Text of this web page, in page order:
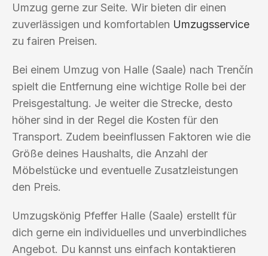
Umzug gerne zur Seite. Wir bieten dir einen
zuverlässigen und komfortablen Umzugsservice
zu fairen Preisen.
Bei einem Umzug von Halle (Saale) nach Trenčín
spielt die Entfernung eine wichtige Rolle bei der
Preisgestaltung. Je weiter die Strecke, desto
höher sind in der Regel die Kosten für den
Transport. Zudem beeinflussen Faktoren wie die
Größe deines Haushalts, die Anzahl der
Möbelstücke und eventuelle Zusatzleistungen
den Preis.
Umzugskönig Pfeffer Halle (Saale) erstellt für
dich gerne ein individuelles und unverbindliches
Angebot. Du kannst uns einfach kontaktieren